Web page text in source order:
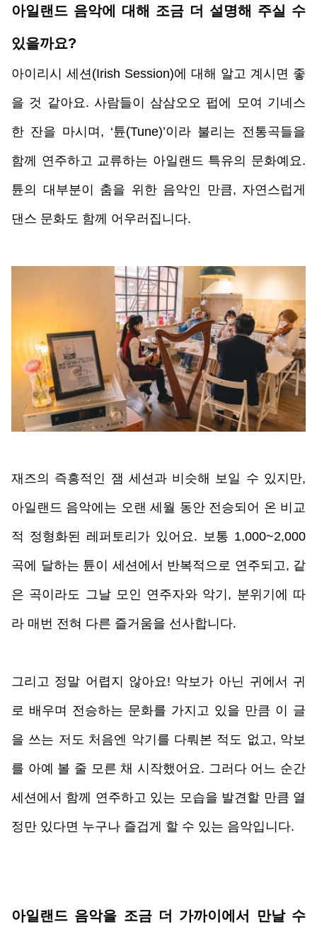
아일랜드 음악에 대해 조금 더 설명해 주실 수
있을까요?
아이리시 세션(Irish Session)에 대해 알고 계시면 좋
을 것 같아요. 사람들이 삼삼오오 펍에 모여 기네스
한 잔을 마시며, ‘튠(Tune)’이라 불리는 전통곡들을
함께 연주하고 교류하는 아일랜드 특유의 문화예요.
튠의 대부분이 춤을 위한 음악인 만큼, 자연스럽게
댄스 문화도 함께 어우러집니다.
재즈의 즉흥적인 잼 세션과 비슷해 보일 수 있지만,
아일랜드 음악에는 오랜 세월 동안 전승되어 온 비교
적 정형화된 레퍼토리가 있어요. 보통 1,000~2,000
곡에 달하는 튠이 세션에서 반복적으로 연주되고, 같
은 곡이라도 그날 모인 연주자와 악기, 분위기에 따
라 매번 전혀 다른 즐거움을 선사합니다.
그리고 정말 어렵지 않아요! 악보가 아닌 귀에서 귀
로 배우며 전승하는 문화를 가지고 있을 만큼 이 글
을 쓰는 저도 처음엔 악기를 다뤄본 적도 없고, 악보
를 아예 볼 줄 모른 채 시작했어요. 그러다 어느 순간
세션에서 함께 연주하고 있는 모습을 발견할 만큼 열
정만 있다면 누구나 즐겁게 할 수 있는 음악입니다.
아일랜드 음악을 조금 더 가까이에서 만날 수